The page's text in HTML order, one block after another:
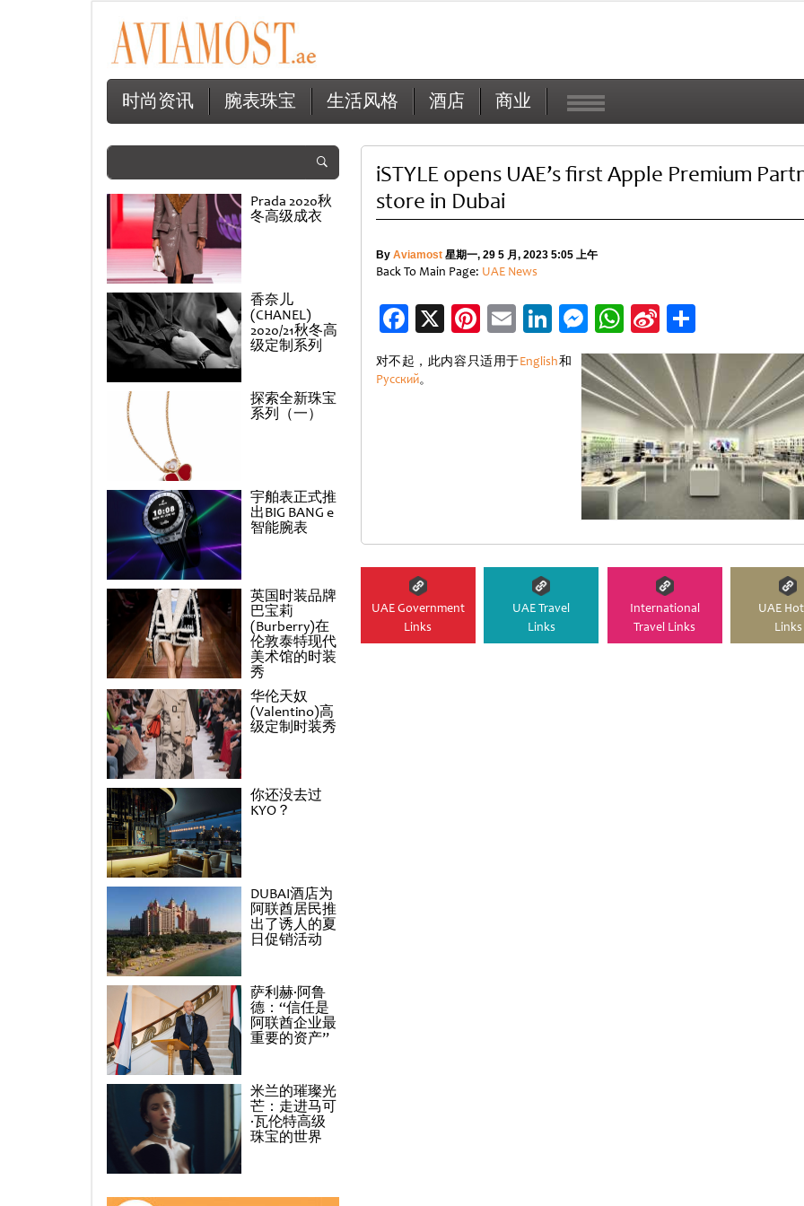
时尚资讯 腕表珠宝 生活风格 酒店 商业
Prada 2020秋
冬高级成衣
香奈儿
(CHANEL)
2020/21秋冬高
级定制系列
探索全新珠宝
系列（一）
宇舶表正式推
出BIG BANG e
智能腕表
英国时装品牌
巴宝莉
(Burberry)在
伦敦泰特现代
美术馆的时装
秀
华伦天奴
(Valentino)高
级定制时装秀
你还没去过
KYO？
DUBAI酒店为
阿联酋居民推
出了诱人的夏
日促销活动
萨利赫·阿鲁
德：“信任是
阿联酋企业最
重要的资产”
米兰的璀璨光
芒：走进马可
·瓦伦特高级
珠宝的世界
iSTYLE opens UAE’s first Apple Premium
store in Dubai
By Aviamost星期一, 29 5 月, 2023 5:05 上午
Back To Main Page: UAE News
Facebook
X Pinterest
EmailLinkedIn
Messenger
WhatsApp
Sina
Weibo
分
享
对不起，此内容只适用于English和
Русский。
UAE Government
Links
UAE Travel
Links
International
Travel Links
UAE
Links